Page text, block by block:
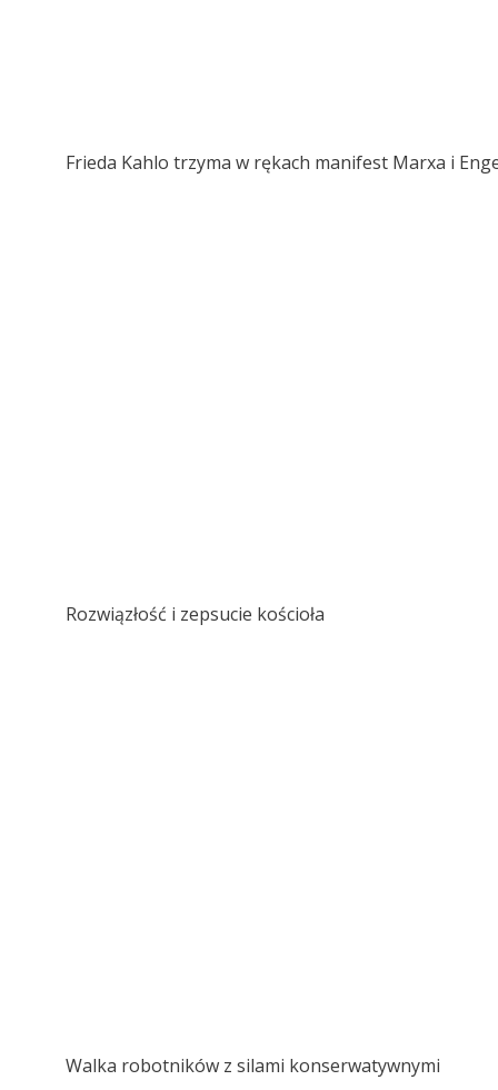
Frieda Kahlo trzyma w rękach manifest Marxa i
Rozwiązłość i zepsucie kościoła
Walka robotników z silami konserwatywnymi